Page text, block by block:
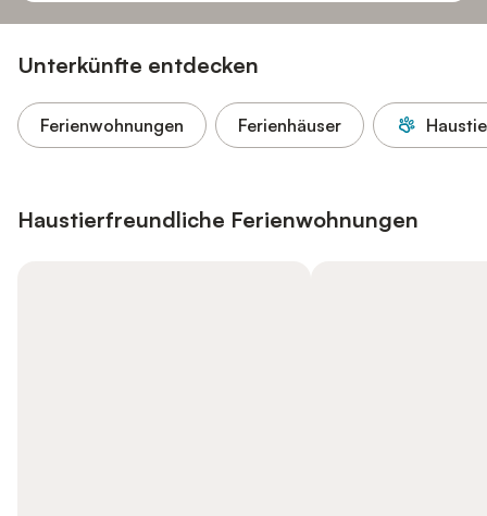
Unterkünfte entdecken
Ferienwohnungen Ferienhäuser
Haustierfreundliche Ferienwohnungen